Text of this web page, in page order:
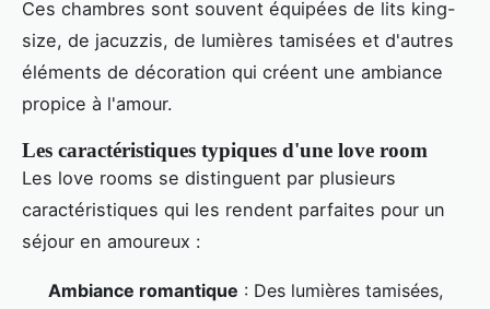
Ces chambres sont souvent équipées de lits king-
size, de jacuzzis, de lumières tamisées et d'autres
éléments de décoration qui créent une ambiance
propice à l'amour.
Les caractéristiques typiques d'une love room
Les love rooms se distinguent par plusieurs
caractéristiques qui les rendent parfaites pour un
séjour en amoureux :
Ambiance romantique : Des lumières tamisées,